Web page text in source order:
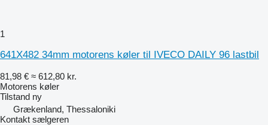
1
641X482 34mm motorens køler til IVECO DAILY 96 lastbil
81,98 € ≈ 612,80 kr.
Motorens køler
Tilstand ny
Grækenland, Thessaloniki
Kontakt sælgeren